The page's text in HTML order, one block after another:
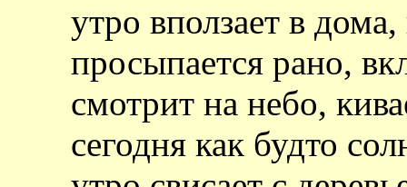
утро вползает в
просыпается рано,
смотрит на небо,
сегодня как будто